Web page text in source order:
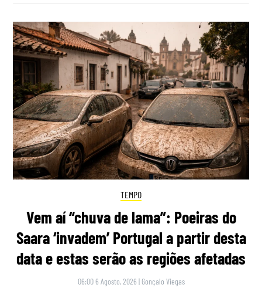
TEMPO
Vem aí “chuva de lama”: Poeiras do
Saara ‘invadem’ Portugal a partir desta
data e estas serão as regiões afetadas
06:00 6 Agosto, 2026 | Gonçalo Viegas